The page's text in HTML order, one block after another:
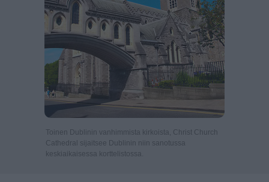
Toinen Dublinin vanhimmista kirkoista, Christ Church
Cathedral sijaitsee Dublinin niin sanotussa
keskiaikaisessa korttelistossa.